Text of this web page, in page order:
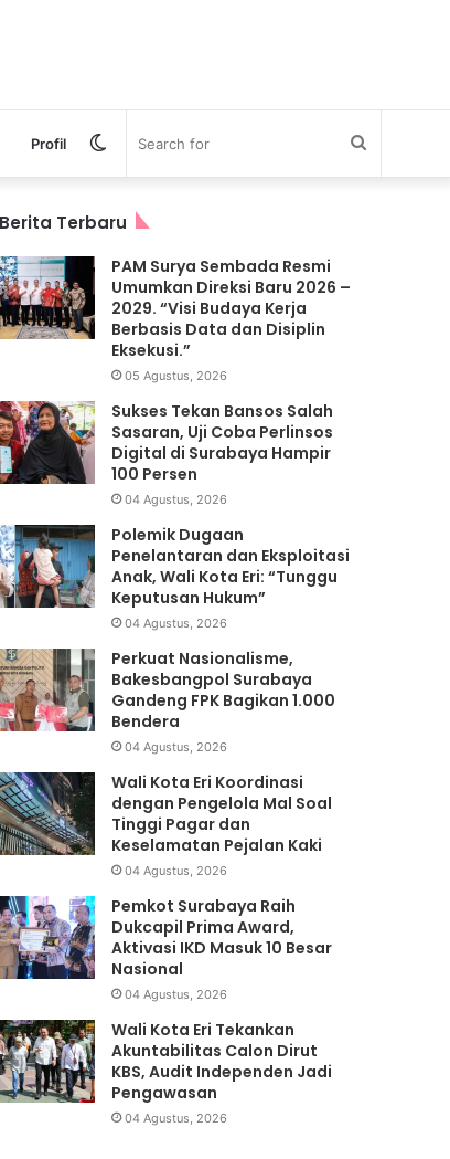
Profil Search
Switch
skin
Berita Terbaru
PAM Surya Sembada Resmi
Umumkan Direksi Baru 2026 –
2029. “Visi Budaya Kerja
Berbasis Data dan Disiplin
Eksekusi.”
05 Agustus, 2026
Sukses Tekan Bansos Salah
Sasaran, Uji Coba Perlinsos
Digital di Surabaya Hampir
100 Persen
04 Agustus, 2026
Polemik Dugaan
Penelantaran dan Eksploitasi
Anak, Wali Kota Eri: “Tunggu
Keputusan Hukum”
04 Agustus, 2026
Perkuat Nasionalisme,
Bakesbangpol Surabaya
Gandeng FPK Bagikan 1.000
Bendera
04 Agustus, 2026
Wali Kota Eri Koordinasi
dengan Pengelola Mal Soal
Tinggi Pagar dan
Keselamatan Pejalan Kaki
04 Agustus, 2026
Pemkot Surabaya Raih
Dukcapil Prima Award,
Aktivasi IKD Masuk 10 Besar
Nasional
04 Agustus, 2026
Wali Kota Eri Tekankan
Akuntabilitas Calon Dirut
KBS, Audit Independen Jadi
Pengawasan
04 Agustus, 2026